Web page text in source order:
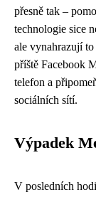
přesně tak –
technologie sice
ale vynahrazují
příště Facebook
telefon a
sociálních sítí.
Výpadek
V posledních